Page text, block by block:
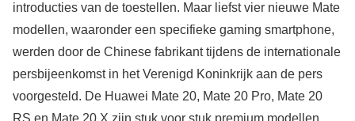
introducties van de toestellen. Maar liefst vier nieuwe Mate
modellen, waaronder een specifieke gaming smartphone,
werden door de Chinese fabrikant tijdens de internationale
persbijeenkomst in het Verenigd Koninkrijk aan de pers
voorgesteld. De Huawei Mate 20, Mate 20 Pro, Mate 20
RS en Mate 20 X zijn stuk voor stuk premium modellen,